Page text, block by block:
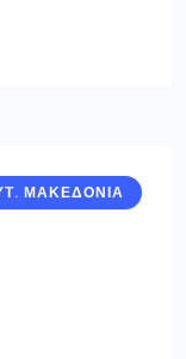
ΜΑΚΕΔΟΝΙΑ